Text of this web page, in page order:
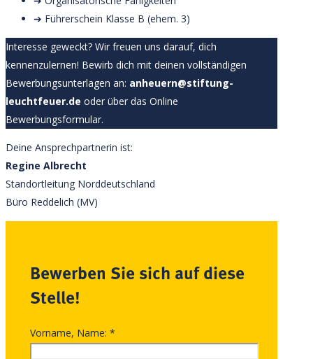
➔ Führerschein Klasse B (ehem. 3)
Interesse geweckt? Wir freuen uns darauf, dich
kennenzulernen! Bewirb dich mit deinen vollständigen
Bewerbungsunterlagen an: anheuern@stiftung-
leuchtfeuer.de oder über das Online
Bewerbungsformular.
Deine Ansprechpartnerin ist:
Regine Albrecht
Standortleitung Norddeutschland
Büro Reddelich (MV)
Bewerben Sie sich auf diese
Stelle!
Vorname, Name: *